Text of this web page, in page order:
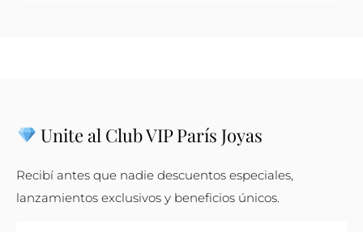
Unite al Club VIP París Joyas
Recibí antes que nadie descuentos especiales,
lanzamientos exclusivos y beneficios únicos.